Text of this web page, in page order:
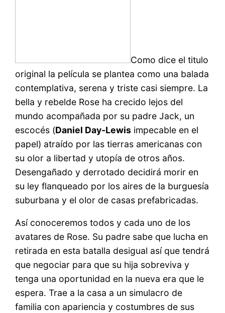
Como dice el titulo
original la película se plantea como una balada
contemplativa, serena y triste casi siempre. La
bella y rebelde Rose ha crecido lejos del
mundo acompañada por su padre Jack, un
escocés (Daniel Day-Lewis impecable en el
papel) atraído por las tierras americanas con
su olor a libertad y utopía de otros años.
Desengañado y derrotado decidirá morir en
su ley flanqueado por los aires de la burguesía
suburbana y el olor de casas prefabricadas.
Así conoceremos todos y cada uno de los
avatares de Rose. Su padre sabe que lucha en
retirada en esta batalla desigual así que tendrá
que negociar para que su hija sobreviva y
tenga una oportunidad en la nueva era que le
espera. Trae a la casa a un simulacro de
familia con apariencia y costumbres de sus